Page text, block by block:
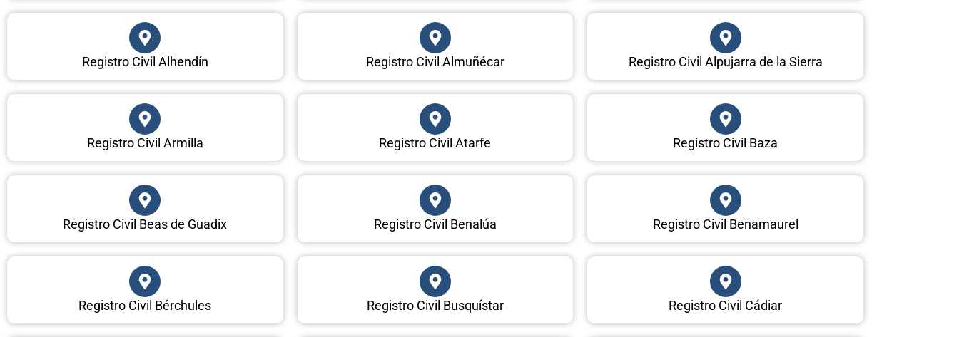
Registro Civil Alhendín Registro Civil Almuñécar Registro Civil Alpujarra de la Sierra
Registro Civil Armilla Registro Civil Atarfe Registro Civil Baza
Registro Civil Beas de Guadix Registro Civil Benalúa Registro Civil Benamaurel
Registro Civil Bérchules Registro Civil Busquístar Registro Civil Cádiar